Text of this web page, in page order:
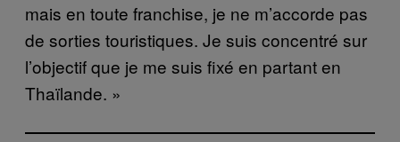
mais en toute franchise, je ne m’accorde pas
de sorties touristiques. Je suis concentré sur
l’objectif que je me suis fixé en partant en
Thaïlande. »